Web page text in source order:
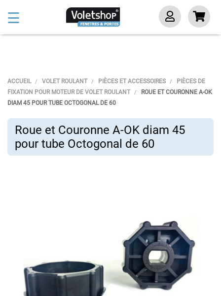
Basculer
la
☰
ACCUEIL VOLET ROULANT PIÈCES ET ACCESSOIRES
PIÈCES DE
FIXATION POUR MOTEUR DE VOLET ROULANT
ROUE ET COURONNE A-OK
DIAM 45 POUR TUBE OCTOGONAL DE 60
Roue et Couronne A-OK diam 45
pour tube Octogonal de 60